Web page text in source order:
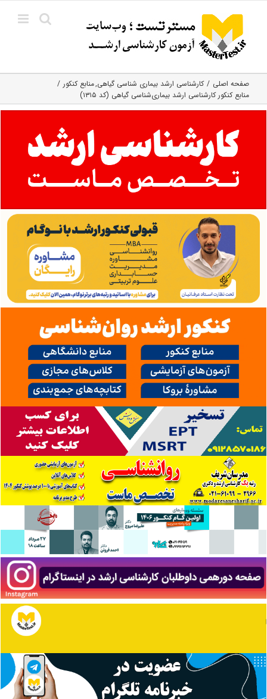
content
صفحه اصلی کارشناسی ارشد بیماری‌ شناسی گیاهی منابع کنکور
منابع کنکور کارشناسی ارشد بیماری‌شناسی گیاهی (کد ۱۳۱۵)